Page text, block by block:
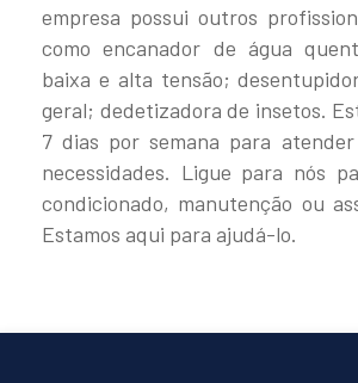
empresa possui outros
como encanador de água
baixa e alta tensão;
geral; dedetizadora de insetos.
7 dias por semana para
necessidades. Ligue para nós
condicionado, manutenção ou
Estamos aqui para ajudá-lo.